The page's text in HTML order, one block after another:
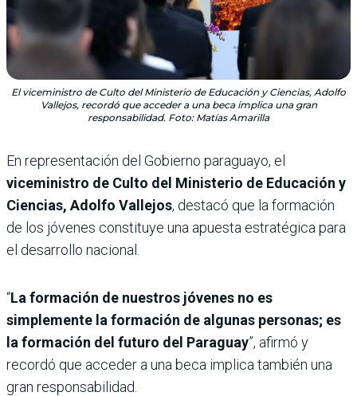
El viceministro de Culto del Ministerio de Educación y Ciencias, Adolfo
Vallejos, recordó que acceder a una beca implica una gran
responsabilidad. Foto: Matías Amarilla
En representación del Gobierno paraguayo, el
viceministro de Culto del Ministerio de Educación y
Ciencias, Adolfo Vallejos, destacó que la formación
de los jóvenes constituye una apuesta estratégica para
el desarrollo nacional.
“La formación de nuestros jóvenes no es
simplemente la formación de algunas personas; es
la formación del futuro del Paraguay”, afirmó y
recordó que acceder a una beca implica también una
gran responsabilidad.